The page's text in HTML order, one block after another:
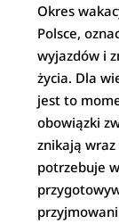
Okres
Polsce,
wyjazdów i
życia. Dla
jest to
obowiązki
znikają
potrzebuje